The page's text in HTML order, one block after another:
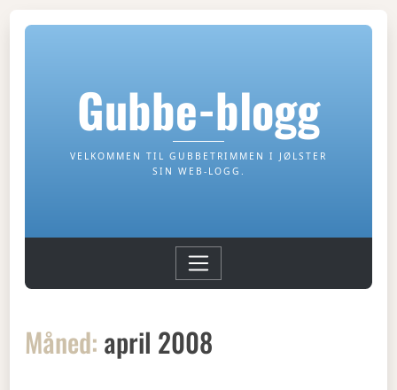
Gubbe-blogg
VELKOMMEN TIL GUBBETRIMMEN I JØLSTER
SIN WEB-LOGG.
Måned: april 2008